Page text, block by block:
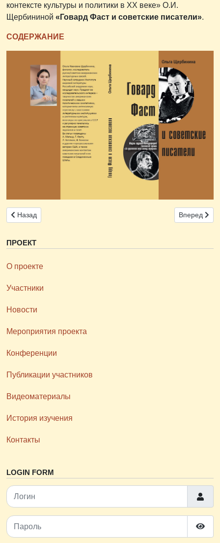
контексте культуры и политики в ХХ веке» О.И.
Щербининой «Говард Фаст и советские писатели».
СОДЕРЖАНИЕ
Предыдущий: 5 апреля 2025 г. состоится научный семинар
Назад Следующий:
Вперед
ПРОЕКТ
О проекте
Участники
Новости
Мероприятия проекта
Конференции
Публикации участников
Видеоматериалы
История изучения
Контакты
LOGIN FORM
Логин
Пароль